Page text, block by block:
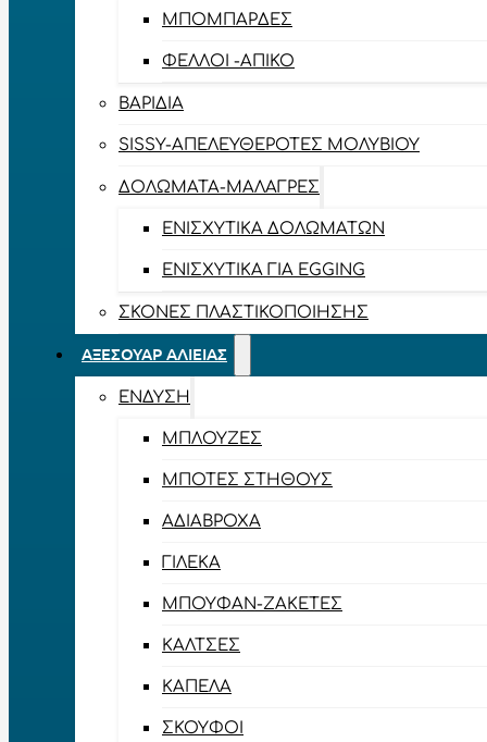
ΜΠΟΜΠΆΡΔΕΣ
ΦΕΛΛΟΊ -ΑΠΊΚΟ
ΒΑΡΊΔΙΑ
SISSY-ΑΠΕΛΕΥΘΕΡΟΤΈΣ ΜΟΛΥΒΙΟΎ
ΔΟΛΏΜΑΤΑ-ΜΑΛΆΓΡΕΣ
ΕΝΙΣΧΥΤΙΚΆ ΔΟΛΩΜΆΤΩΝ
ΕΝΙΣΧΥΤΙΚΆ ΓΙΑ EGGING
ΣΚΌΝΕΣ ΠΛΑΣΤΙΚΟΠΟΊΗΣΗΣ
ΑΞΕΣΟΥΆΡ ΑΛΙΕΊΑΣ
ΈΝΔΥΣΗ
ΜΠΛΟΎΖΕΣ
ΜΠΌΤΕΣ ΣΤΉΘΟΥΣ
ΑΔΙΆΒΡΟΧΑ
ΓΙΛΈΚΑ
ΜΠΟΥΦΆΝ-ΖΑΚΈΤΕΣ
ΚΆΛΤΣΕΣ
ΚΑΠΈΛΑ
ΣΚΟΎΦΟΙ